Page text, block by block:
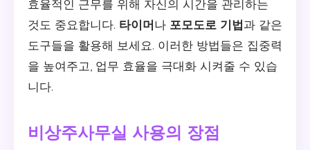
효율적인 근무를 위해 자신의 시간을 관리하는
것도 중요합니다. 타이머나 포모도로 기법과 같은
도구들을 활용해 보세요. 이러한 방법들은 집중력
을 높여주고, 업무 효율을 극대화 시켜줄 수 있습
니다.
비상주사무실 사용의 장점